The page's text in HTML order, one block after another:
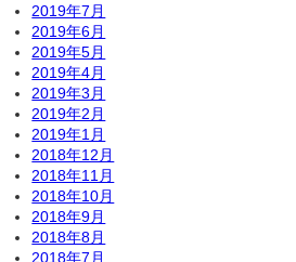
2019年7月
2019年6月
2019年5月
2019年4月
2019年3月
2019年2月
2019年1月
2018年12月
2018年11月
2018年10月
2018年9月
2018年8月
2018年7月